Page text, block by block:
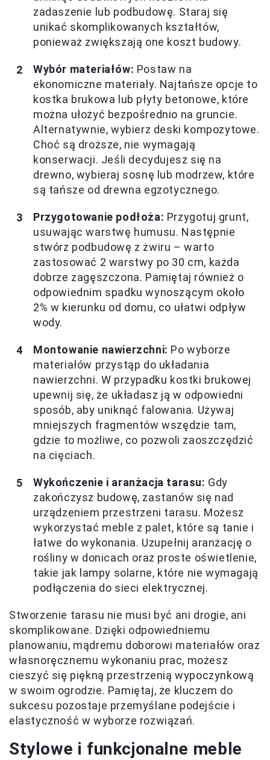
zadaszenie lub podbudowę. Staraj się
unikać skomplikowanych kształtów,
ponieważ zwiększają one koszt budowy.
Wybór materiałów: Postaw na
ekonomiczne materiały. Najtańsze opcje to
kostka brukowa lub płyty betonowe, które
można ułożyć bezpośrednio na gruncie.
Alternatywnie, wybierz deski kompozytowe.
Choć są droższe, nie wymagają
konserwacji. Jeśli decydujesz się na
drewno, wybieraj sosnę lub modrzew, które
są tańsze od drewna egzotycznego.
Przygotowanie podłoża: Przygotuj grunt,
usuwając warstwę humusu. Następnie
stwórz podbudowę z żwiru – warto
zastosować 2 warstwy po 30 cm, każda
dobrze zagęszczona. Pamiętaj również o
odpowiednim spadku wynoszącym około
2% w kierunku od domu, co ułatwi odpływ
wody.
Montowanie nawierzchni: Po wyborze
materiałów przystąp do układania
nawierzchni. W przypadku kostki brukowej
upewnij się, że układasz ją w odpowiedni
sposób, aby uniknąć falowania. Używaj
mniejszych fragmentów wszędzie tam,
gdzie to możliwe, co pozwoli zaoszczędzić
na cięciach.
Wykończenie i aranżacja tarasu: Gdy
zakończysz budowę, zastanów się nad
urządzeniem przestrzeni tarasu. Możesz
wykorzystać meble z palet, które są tanie i
łatwe do wykonania. Uzupełnij aranżację o
rośliny w donicach oraz proste oświetlenie,
takie jak lampy solarne, które nie wymagają
podłączenia do sieci elektrycznej.
Stworzenie tarasu nie musi być ani drogie, ani
skomplikowane. Dzięki odpowiedniemu
planowaniu, mądremu doborowi materiałów oraz
własnoręcznemu wykonaniu prac, możesz
cieszyć się piękną przestrzenią wypoczynkową
w swoim ogrodzie. Pamiętaj, że kluczem do
sukcesu pozostaje przemyślane podejście i
elastyczność w wyborze rozwiązań.
Stylowe i funkcjonalne meble